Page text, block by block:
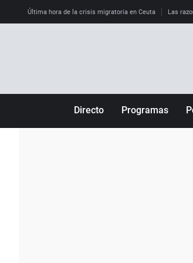
Última hora de la crisis migratoria en Ceuta Las
Directo Programas